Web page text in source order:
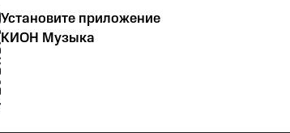
Установите приложение
КИОН Музыка